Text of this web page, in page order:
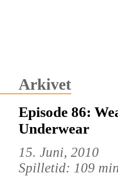
Arkivet
Episode 86:
Underwear
15. Juni, 2010
Spilletid: 109